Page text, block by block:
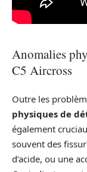
Anomalies
C5 Aircross
Outre les
physiques de
également
souvent des
d’acide, ou une